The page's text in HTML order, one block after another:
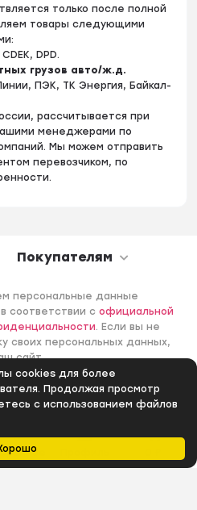
cookies для более
Продолжая просмотр
с использованием файлов
только после полной
товары следующими
CDEK, DPD.
грузов авто/ж.д.
ПЭК, ТК Энергия, Байкал-
рассчитывается при
менеджерами по
Мы можем отправить
перевозчиком, по
Покупателям
персональные данные
соответствии софициальной
. Если вы не
своих персональных данных,
сайт.
Лантек. Все права